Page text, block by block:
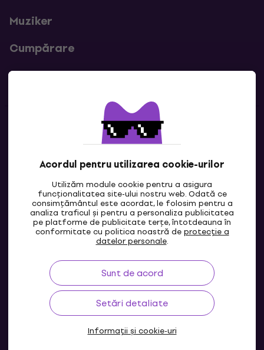
Acordul pentru utilizarea cookie-urilor
Utilizăm module cookie pentru a asigura
funcționalitatea site-ului nostru web. Odată ce
consimțământul este acordat, le folosim pentru a
analiza traficul și pentru a personaliza publicitatea
pe platforme de publicitate terțe, întotdeauna în
conformitate cu politica noastră deprotecție a
datelor personale.
Sunt de acord
Setări detaliate
Informații și cookie-uri
Muziker
Cumpărare
Linkuri utile
Contacte
Contactează-ne
MD